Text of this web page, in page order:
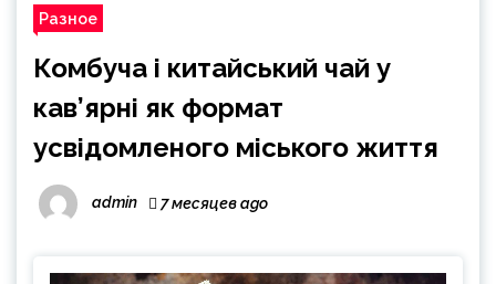
Разное
Комбуча і китайський чай у
кав’ярні як формат
усвідомленого міського життя
admin 7 месяцев ago